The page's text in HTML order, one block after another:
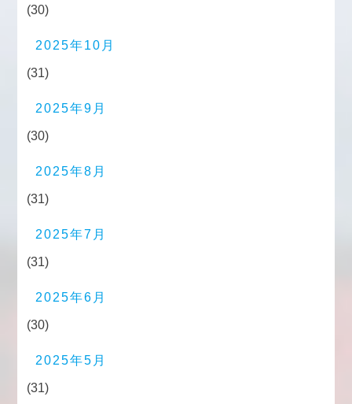
(30)
2025年10月
(31)
2025年9月
(30)
2025年8月
(31)
2025年7月
(31)
2025年6月
(30)
2025年5月
(31)